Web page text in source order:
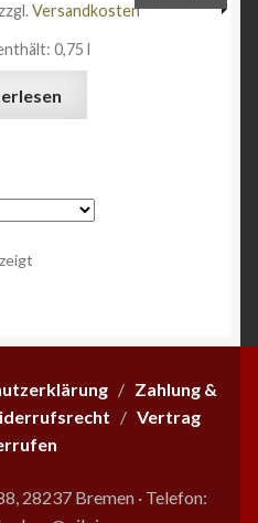
Versandkosten
0,75 l
/ Zahlung &
/ Vertrag
28237 Bremen ·Telefon: